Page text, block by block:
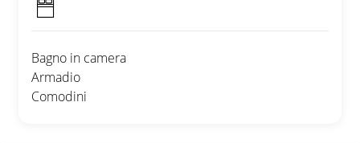
Bagno in camera
Armadio
Comodini